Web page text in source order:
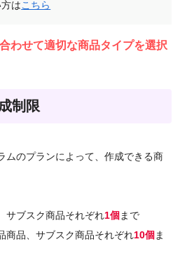
はこちら
わせて適切な商品タイプを選択
制限
ムのプランによって、作成できる商
サブスク商品それぞれ1個 まで
商品、サブスク商品それぞれ10個 ま